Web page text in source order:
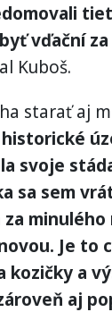
vďační
Kuboš.
starať aj
svoje
sa sem
Je to
kozičky a
aj